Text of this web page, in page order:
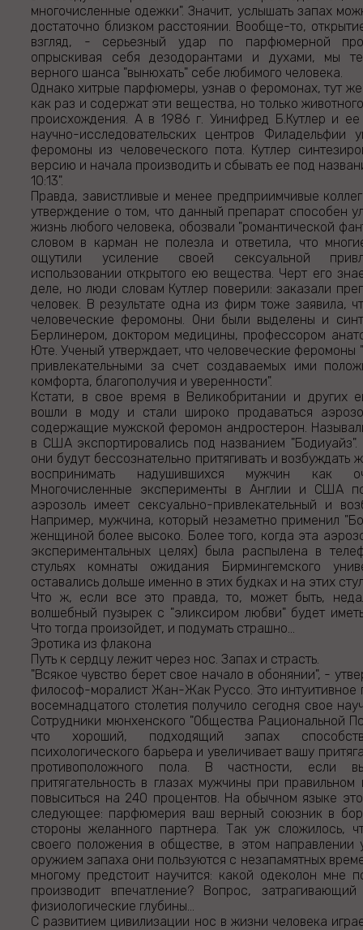
многочисленные одежки". Значит, услышать запах
достаточно близком расстоянии. Вообще-то,
взгляд, - серьезный удар по парфюмерной
опрыскивая себя дезодорантами и духами, мы
верного шанса "вынюхать" себе любимого человека.
Однако хитрые парфюмеры, узнав о феромонах, тут же
как раз и содержат эти вещества, но только
происхождения. А в 1986 г. Уинифред Б.Кутлер и
научно-исследовательских центров Филадельфии
феромоны из человеческого пота. Кутлер
версию и начала производить и сбывать ее под
10:13".
Правда, завистливые и менее предприимчивые
утверждение о том, что данный препарат способен
жизнь любого человека, обозвали "романтической
словом в карман не полезла и ответила, что
ощутили усиление своей сексуальной
использовании открытого ею вещества. Черт его
деле, но люди словам Кутлер поверили: заказали
человек. В результате одна из фирм тоже заявила,
человеческие феромоны. Они были выделены и
Берлинером, доктором медицины, профессором
Юте. Ученый утверждает, что человеческие
привлекательными за счет создаваемых ими
комфорта, благополучия и уверенности".
Кстати, в свое время в Великобритании и других
вошли в моду и стали широко продаваться
содержащие мужской феромон андростерон.
в США экспортировались под названием "Бодиуайз".
они будут бессознательно притягивать и возбуждать
воспринимать надушившихся мужчин как
Многочисленные эксперименты в Англии и США
аэрозоль имеет сексуально-привлекательный и
Например, мужчина, который незаметно применил
женщиной более высоко. Более того, когда эта
экспериментальных целях) была распылена в
стульях комнаты ожидания Бирмингемского
оставались дольше именно в этих будках и на этих
Что ж, если все это правда, то, может быть,
волшебный пузырек с "эликсиром любви" будет
Что тогда произойдет, и подумать страшно...
Эротика из флакона
Путь к сердцу лежит через нос. Запах и страсть.
"Всякое чувство берет свое начало в обонянии", -
философ-моралист Жан-Жак Руссо. Это интуитивное
восемнадцатого столетия получило сегодня свое
Сотрудники мюнхенского "Общества Рациональной
что хороший, подходящий запах
психологического барьера и увеличивает вашу
противоположного пола. В частности,
притягательность в глазах мужчины при
повыситься на 240 процентов. На обычном языке
следующее: парфюмерия ваш верный союзник в
стороны желанного партнера. Так уж сложилось,
своего положения в обществе, в этом направлении
оружием запаха они пользуются с незапамятных
многому предстоит научится: какой одеколон мне
производит впечатление? Вопрос,
физиологические глубины...
С развитием цивилизации нос в жизни человека